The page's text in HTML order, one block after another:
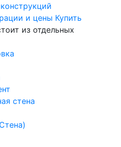
и цены Купить
из отдельных
стена